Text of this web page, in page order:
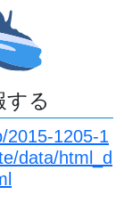
する
2015-1205-1
data/html_d